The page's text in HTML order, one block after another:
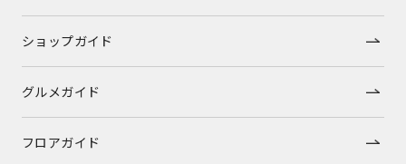
ショップガイド
グルメガイド
フロアガイド